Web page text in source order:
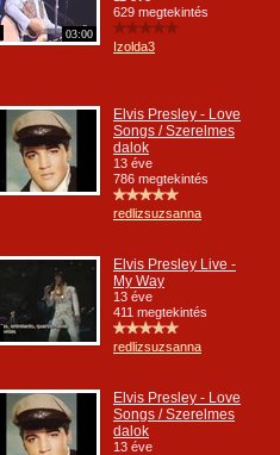
03:00
629 megtekintés
Izolda3
Elvis Presley - Love
Songs / Szerelmes
dalok
13 éve
786 megtekintés
redlizsuzsanna
Elvis Presley Live -
My Way
13 éve
411 megtekintés
redlizsuzsanna
Elvis Presley - Love
Songs / Szerelmes
dalok
13 éve